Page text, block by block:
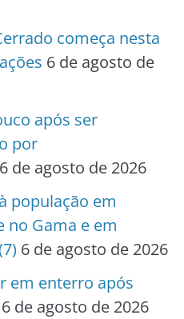
começa nesta
6 de agosto de
após ser
por
6 de agosto de 2026
população em
no Gama e em
6 de agosto de 2026
em enterro após
6 de agosto de 2026